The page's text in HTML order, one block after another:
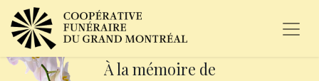
À la mémoire de